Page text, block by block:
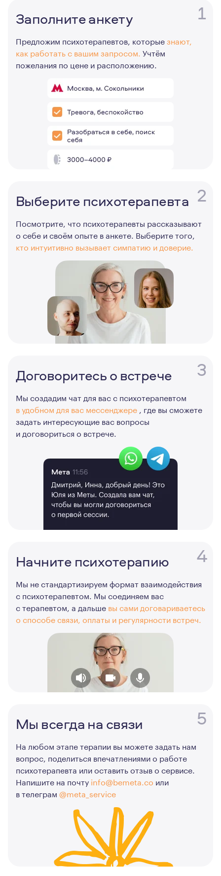
1
Заполните анкету
Предложим психотерапевтов, которыезнают,
как работать с вашим запросом. Учтём
пожелания по цене и расположению.
2
Выберите психотерапевта
Посмотрите, что психотерапевты рассказывают
о себе и своём опыте в анкете. Выберите того,
кто интуитивно вызывает симпатию и доверие.
3
Договоритесь о встрече
Мы создадим чат для вас с психотерапевтом
в удобном для вас мессенджере , где вы сможете
задать интересующие вас вопросы
и договориться о встрече.
4
Начните психотерапию
Мы не стандартизируем формат взаимодействия
с психотерапевтом. Мы соединяем вас
с терапевтом, а дальше вы сами договариваетесь
о способе связи, оплаты и регулярности встреч.
5
Мы всегда на связи
На любом этапе терапии вы можете задать нам
вопрос, поделиться впечатлениями о работе
психотерапевта или оставить отзыв о сервисе.
Напишите на почту info@bemeta.co или
в телеграм @meta_service